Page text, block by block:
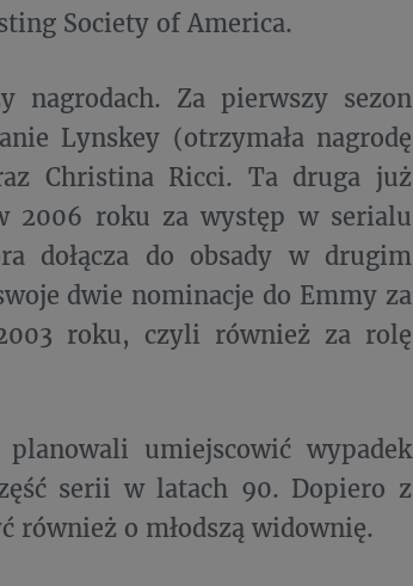
Society of America.
nagrodach. Za pierwszy sezon
Lynskey (otrzymała nagrodę
Christina Ricci. Ta druga już
2006 roku za występ w serialu
dołącza do obsady w drugim
dwie nominacje do Emmy za
roku, czyli również za rolę
umiejscowić wypadek
serii w latach 90. Dopiero z
również o młodszą widownię.